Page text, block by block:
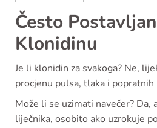
Često
Klonidinu
Je li klonidin za svakoga? Ne,
procjenu pulsa, tlaka i
Može li se uzimati navečer? Da,
liječnika, osobito ako uzrokuje